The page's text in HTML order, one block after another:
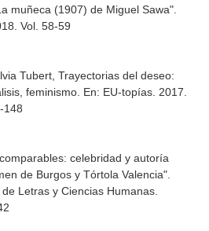
muñeca (1907) de Miguel Sawa".
Vol. 58-59
Tubert, Trayectorias del deseo:
feminismo. En: EU-topías. 2017.
148
celebridad y autoría
de Burgos y Tórtola Valencia".
Letras y Ciencias Humanas.